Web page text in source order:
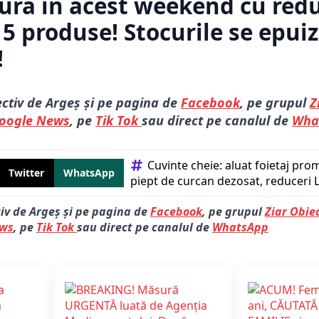
produse! Stocurile se
de Argeș și pe pagina de Facebook, pe grupul
News, pe Tik Toksau direct pe canalul de
Twitter WhatsApp Cuvinte cheie: aluat foietaj
piept de curcan dezosat reduceri
de Argeș și pe pagina deFacebook, pe grupulZiar
, pe Tik Toksau direct pe canalul de WhatsApp